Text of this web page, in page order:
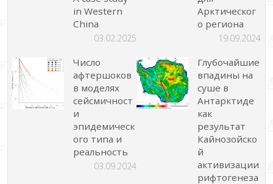
in Western
China
03.02.2025
Арктическог
о региона
19.09.2024
Число
афтершоков
в моделях
сейсмичност
и
эпидемическ
ого типа и
реальность
03.09.2024
Глубочайшие
впадины на
суше в
Антарктиде
как
результат
Кайнозойско
й
активизации
рифтогенеза